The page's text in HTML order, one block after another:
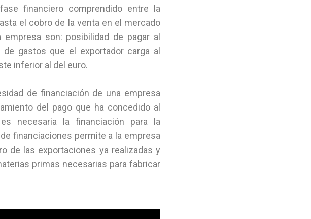
financiero comprendido entre la
el cobro de la venta en el mercado
son: posibilidad de pagar al
gastos que el exportador carga al
inferior al del euro.
de financiación de una empresa
del pago que ha concedido al
necesaria la financiación para la
financiaciones permite a la empresa
de las exportaciones ya realizadas y
primas necesarias para fabricar